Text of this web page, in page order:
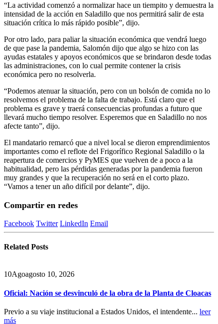
“La actividad comenzó a normalizar hace un tiempito y demuestra la
intensidad de la acción en Saladillo que nos permitirá salir de esta
situación crítica lo más rápido posible”, dijo.
Por otro lado, para paliar la situación económica que vendrá luego
de que pase la pandemia, Salomón dijo que algo se hizo con las
ayudas estatales y apoyos económicos que se brindaron desde todas
las administraciones, con lo cual permite contener la crisis
económica pero no resolverla.
“Podemos atenuar la situación, pero con un bolsón de comida no lo
resolvemos el problema de la falta de trabajo. Está claro que el
problema es grave y traerá consecuencias profundas a futuro que
llevará mucho tiempo resolver. Esperemos que en Saladillo no nos
afecte tanto”, dijo.
El mandatario remarcó que a nivel local se dieron emprendimientos
importantes como el reflote del Frigorífico Regional Saladillo o la
reapertura de comercios y PyMES que vuelven de a poco a la
habitualidad, pero las pérdidas generadas por la pandemia fueron
muy grandes y que la recuperación no será en el corto plazo.
“Vamos a tener un año difícil por delante”, dijo.
Compartir en redes
Facebook Twitter LinkedIn Email
Related Posts
10Agoagosto 10, 2026
Oficial: Nación se desvinculó de la obra de la Planta de Cloacas
Previo a su viaje institucional a Estados Unidos, el intendente... leer
más